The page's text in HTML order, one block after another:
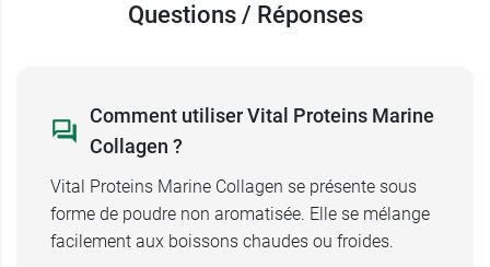
Questions / Réponses
Comment utiliser Vital Proteins Marine
Collagen ?
Vital Proteins Marine Collagen se présente sous
forme de poudre non aromatisée. Elle se mélange
facilement aux boissons chaudes ou froides.